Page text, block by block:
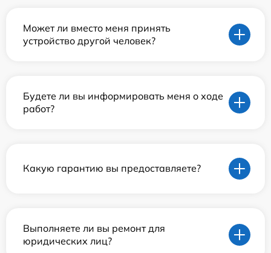
Может ли вместо меня принять
устройство другой человек?
Будете ли вы информировать меня о ходе
работ?
Какую гарантию вы предоставляете?
Выполняете ли вы ремонт для
юридических лиц?